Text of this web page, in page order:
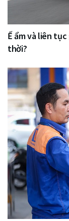
Ế ẩm và liên
thời?